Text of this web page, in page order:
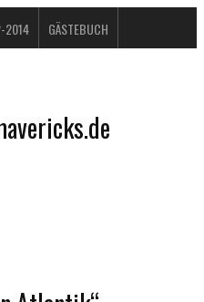
2014 GÄSTEBUCH